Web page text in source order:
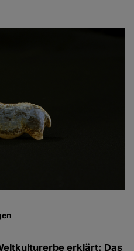
erklärt: Das